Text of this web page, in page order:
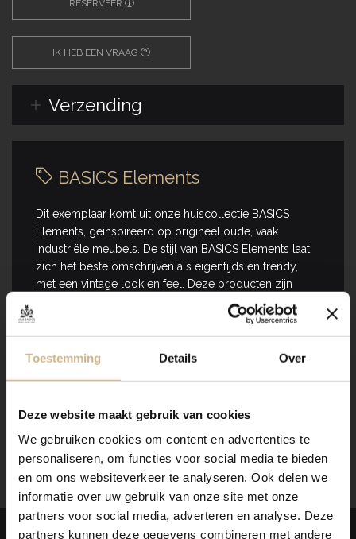
Toestemming Details Over
Deze website maakt gebruik van cookies
We gebruiken cookies om content en advertenties te
personaliseren, om functies voor social media te bieden
en om ons websiteverkeer te analyseren. Ook delen we
informatie over uw gebruik van onze site met onze
partners voor social media, adverteren en analyse. Deze
partners kunnen deze gegevens combineren met andere
RESERVEER
IK HEB EEN VRAAG
Verzending
BASICS Elements
Dit exemplaar komt uit onze huiscollectie BASICS
Elements, geïnspireerd op origineel oude, vaak
industriële meubels. De stijl van BASICS Elements laat
zich het beste omschrijven als eigentijds en trendy,
met een vintage look en feel. Deze producten zijn
(anders dan ons maatwerk) in vaste maten en kleuren te
vind je alle opties.
brengen je graag op de hoogte als het weer binnen is!
wens samenstellen? Klikhiervoor meer informatie.